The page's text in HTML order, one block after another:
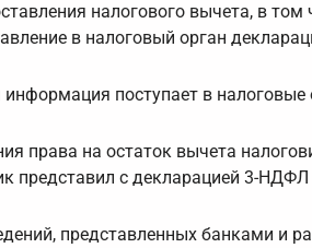
налогового вычета, в
в налоговый орган
поступает в
права на остаток вычета
представил с декларацией 3-НДФЛ
представленных банками и